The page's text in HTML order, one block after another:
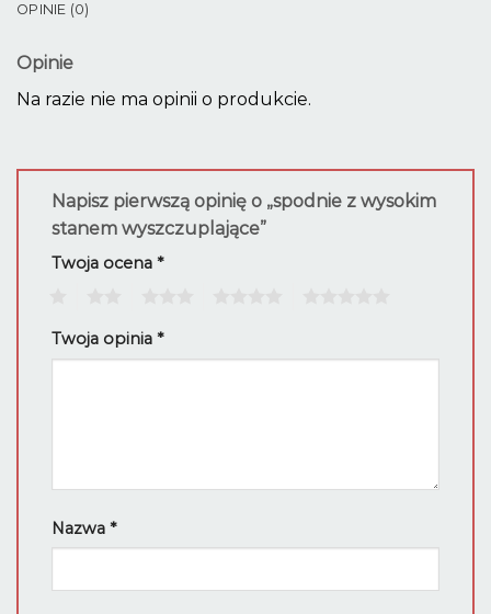
OPINIE (0)
Opinie
Na razie nie ma opinii o produkcie.
Napisz pierwszą opinię o „spodnie z wysokim
stanem wyszczuplające”
Twoja ocena *
Twoja opinia *
Nazwa *